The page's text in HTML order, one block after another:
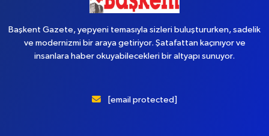
Başkent Gazete, yepyeni temasıyla sizleri buluştururken, sadelik
ve modernizmi bir araya getiriyor. Şatafattan kaçınıyor ve
insanlara haber okuyabilecekleri bir altyapı sunuyor.
[email protected]